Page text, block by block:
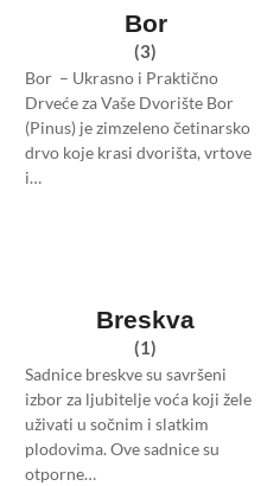
Bor
(3)
Bor – Ukrasno i Praktično
Drveće za Vaše Dvorište Bor
(Pinus) je zimzeleno četinarsko
drvo koje krasi dvorišta, vrtove
i…
Breskva
(1)
Sadnice breskve su savršeni
izbor za ljubitelje voća koji žele
uživati u sočnim i slatkim
plodovima. Ove sadnice su
otporne…